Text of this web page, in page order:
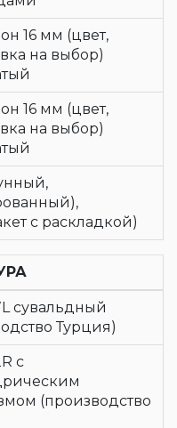
16 мм (цвет,
на выбор)
16 мм (цвет,
на выбор)
с раскладкой)
сувальдный
Турция)
с
(производство